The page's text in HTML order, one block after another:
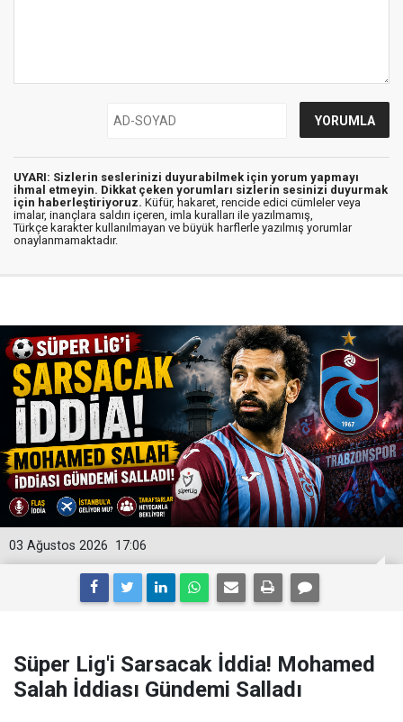
UYARI: Sizlerin seslerinizi duyurabilmek için yorum yapmayı
ihmal etmeyin. Dikkat çeken yorumları sizlerin sesinizi duyurmak
için haberleştiriyoruz. Küfür, hakaret, rencide edici cümleler veya
imalar, inançlara saldırı içeren, imla kuralları ile yazılmamış,
Türkçe karakter kullanılmayan ve büyük harflerle yazılmış yorumlar
onaylanmamaktadır.
17:06
03 Ağustos 2026
Süper Lig'i Sarsacak İddia! Mohamed
Salah İddiası Gündemi Salladı